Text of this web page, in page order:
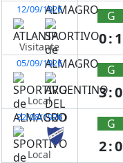
12/09/1926
Visitante
G
0:1
05/09/1926
Local
G
3:0
22/08/1926
Local
G
2:0